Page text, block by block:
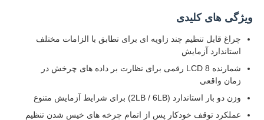
کارخانه تور
کنترل کیفیت
تماس با ما
ویژگی های کلیدی
چراغ قابل تنظیم چند زاویه ای برای تطابق با الزامات مختلف
استاندارد آزمایش
شمارنده LCD 8 رقمی برای نظارت بر داده های چرخش در
زمان واقعی
وزن دو بار استاندارد (2LB / 6LB) برای شرایط آزمایش متنوع
عملکرد توقف خودکار پس از اتمام چرخه های خیس شدن تنظیم